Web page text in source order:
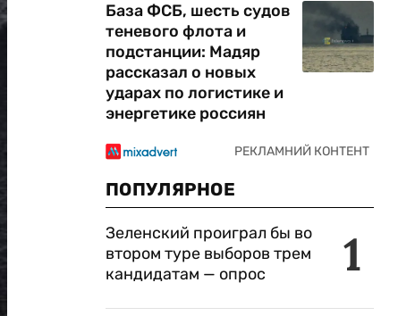
База ФСБ, шесть судов
теневого флота и
подстанции: Мадяр
рассказал о новых
ударах по логистике и
энергетике россиян
ПОПУЛЯРНОЕ
1
Зеленский проиграл бы во
втором туре выборов трем
кандидатам — опрос